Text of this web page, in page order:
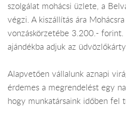
szolgálat mohácsi üzlete, a
végzi. A kiszállítás ára
vonzáskörzetébe 3.200.-
ajándékba adjuk az
Alapvetően vállalunk aznapi
érdemes a megrendelést egy
hogy munkatársaink időben fel